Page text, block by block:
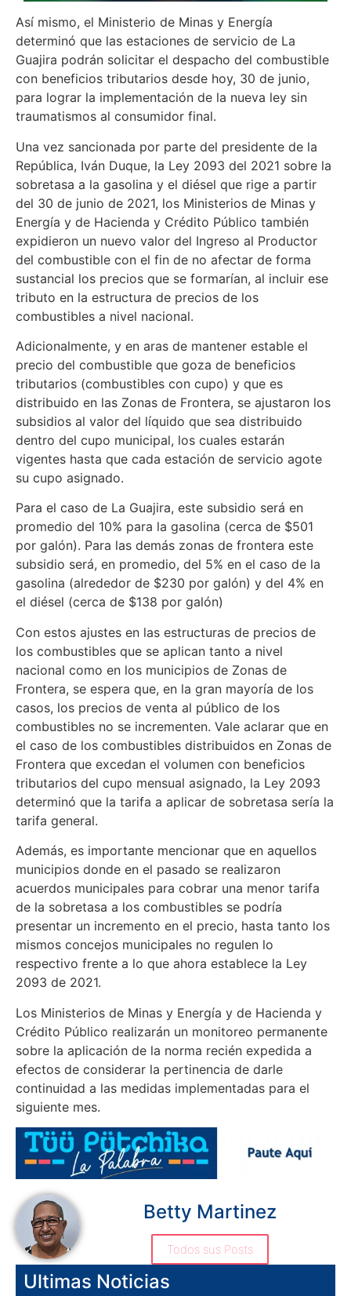
Así mismo, el Ministerio de Minas y Energía
determinó que las estaciones de servicio de La
Guajira podrán solicitar el despacho del combustible
con beneficios tributarios desde hoy, 30 de junio,
para lograr la implementación de la nueva ley sin
traumatismos al consumidor final.
Una vez sancionada por parte del presidente de la
República, Iván Duque, la Ley 2093 del 2021 sobre la
sobretasa a la gasolina y el diésel que rige a partir
del 30 de junio de 2021, los Ministerios de Minas y
Energía y de Hacienda y Crédito Público también
expidieron un nuevo valor del Ingreso al Productor
del combustible con el fin de no afectar de forma
sustancial los precios que se formarían, al incluir ese
tributo en la estructura de precios de los
combustibles a nivel nacional.
Adicionalmente, y en aras de mantener estable el
precio del combustible que goza de beneficios
tributarios (combustibles con cupo) y que es
distribuido en las Zonas de Frontera, se ajustaron los
subsidios al valor del líquido que sea distribuido
dentro del cupo municipal, los cuales estarán
vigentes hasta que cada estación de servicio agote
su cupo asignado.
Para el caso de La Guajira, este subsidio será en
promedio del 10% para la gasolina (cerca de $501
por galón). Para las demás zonas de frontera este
subsidio será, en promedio, del 5% en el caso de la
gasolina (alrededor de $230 por galón) y del 4% en
el diésel (cerca de $138 por galón)
Con estos ajustes en las estructuras de precios de
los combustibles que se aplican tanto a nivel
nacional como en los municipios de Zonas de
Frontera, se espera que, en la gran mayoría de los
casos, los precios de venta al público de los
combustibles no se incrementen. Vale aclarar que en
el caso de los combustibles distribuidos en Zonas de
Frontera que excedan el volumen con beneficios
tributarios del cupo mensual asignado, la Ley 2093
determinó que la tarifa a aplicar de sobretasa sería la
tarifa general.
Además, es importante mencionar que en aquellos
municipios donde en el pasado se realizaron
acuerdos municipales para cobrar una menor tarifa
de la sobretasa a los combustibles se podría
presentar un incremento en el precio, hasta tanto los
mismos concejos municipales no regulen lo
respectivo frente a lo que ahora establece la Ley
2093 de 2021.
Los Ministerios de Minas y Energía y de Hacienda y
Crédito Público realizarán un monitoreo permanente
sobre la aplicación de la norma recién expedida a
efectos de considerar la pertinencia de darle
continuidad a las medidas implementadas para el
siguiente mes.
Betty Martinez
Todos sus Posts
Ultimas Noticias